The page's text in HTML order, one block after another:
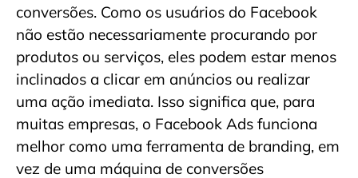
conversões. Como os usuários do Facebook
não estão necessariamente procurando por
produtos ou serviços, eles podem estar menos
inclinados a clicar em anúncios ou realizar
uma ação imediata. Isso significa que, para
muitas empresas, o Facebook Ads funciona
melhor como uma ferramenta de branding, em
vez de uma máquina de conversões